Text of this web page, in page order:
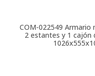
COM-022549 Armario
2 estantes y 1 cajón